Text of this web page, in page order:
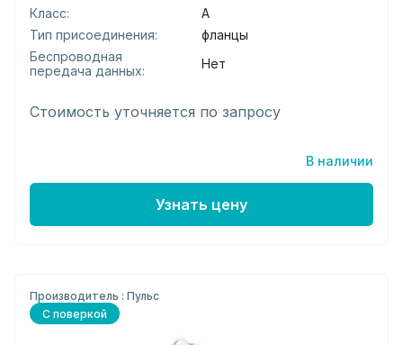
Класс:
А
Тип присоединения:
фланцы
Беспроводная
передача данных:
Нет
Стоимость уточняется по запросу
В наличии
Узнать цену
Производитель : Пульс
С поверкой